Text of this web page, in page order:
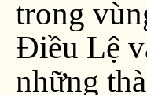
trong
Điều Lệ
những